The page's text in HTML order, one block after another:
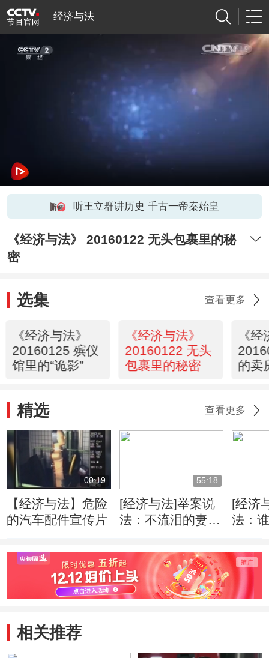
经济与法
听王立群讲历史 千古一帝秦始皇
《经济与法》 20160122 无头包裹里的秘
密
选集 查看更多
《经济与法》
20160125 殡仪
馆里的“诡影”
《经济与法》
20160122 无头
包裹里的秘密
《
的卖
精选 查看更多
00:19
【经济与法】危险
的汽车配件宣传片
55:18
[经济与法]举案说
法：不流泪的妻子
[经济
法：
相关推荐